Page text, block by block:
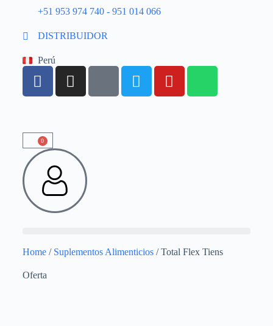
+51 953 974 740 - 951 014 066
DISTRIBUIDOR
Perú
0
Home/ Suplementos Alimenticios/ Total Flex Tiens
Oferta